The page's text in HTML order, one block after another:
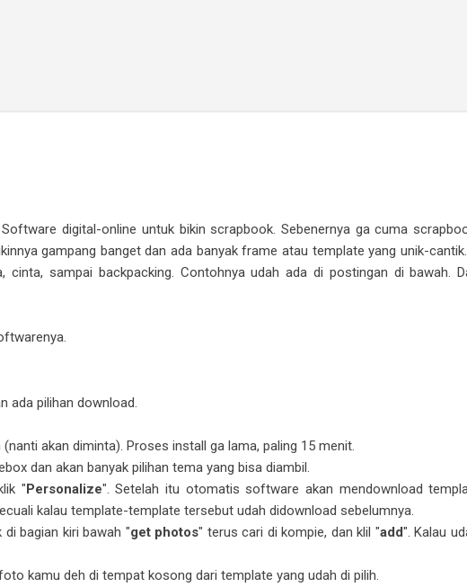
digital-online untuk bikin scrapbook. Sebenernya ga cuma
gampang banget dan ada banyak frame atau template yang unik-
cinta, sampai backpacking. Contohnya udah ada di postingan di bawah.
ada pilihan download.
akan diminta). Proses install ga lama, paling 15 menit.
dan akan banyak pilihan tema yang bisa diambil.
"Personalize". Setelah itu otomatis software akan mendownload
kalau template-template tersebut udah didownload sebelumnya.
bagian kiri bawah "get photos" terus cari di kompie, dan klil "add". Kalau
kamu deh di tempat kosong dari template yang udah di pilih.